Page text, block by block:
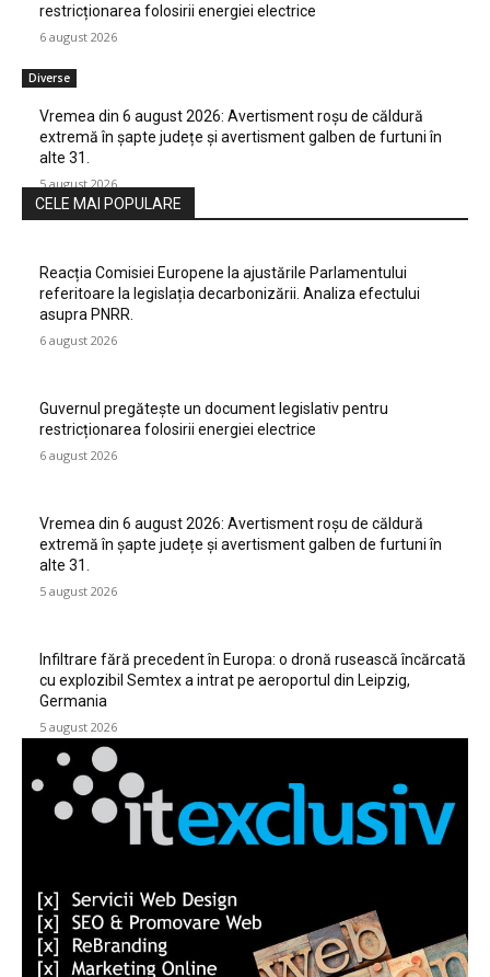
restricționarea folosirii energiei electrice
6 august 2026
Diverse
Vremea din 6 august 2026: Avertisment roșu de căldură
extremă în șapte județe și avertisment galben de furtuni în
alte 31.
5 august 2026
CELE MAI POPULARE
Reacția Comisiei Europene la ajustările Parlamentului
referitoare la legislația decarbonizării. Analiza efectului
asupra PNRR.
6 august 2026
Guvernul pregătește un document legislativ pentru
restricționarea folosirii energiei electrice
6 august 2026
Vremea din 6 august 2026: Avertisment roșu de căldură
extremă în șapte județe și avertisment galben de furtuni în
alte 31.
5 august 2026
Infiltrare fără precedent în Europa: o dronă rusească încărcată
cu explozibil Semtex a intrat pe aeroportul din Leipzig,
Germania
5 august 2026